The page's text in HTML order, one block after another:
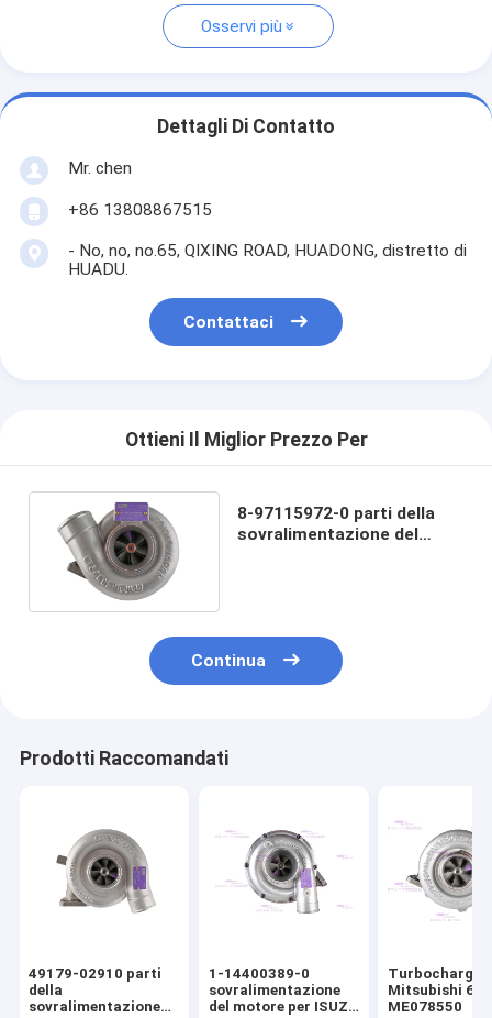
Osservi più
Dettagli Di Contatto
Mr. chen
+86 13808867515
- No, no, no.65, QIXING ROAD, HUADONG, distretto di
HUADU.
Contattaci
Ottieni Il Miglior Prezzo Per
8-97115972-0 parti della
sovralimentazione del
Continua
Prodotti Raccomandati
49179-02910 parti
della
sovralimentazione
1-14400389-0
sovralimentazione
del motore per ISUZU
Turbocharger
Mitsubishi
ME078550